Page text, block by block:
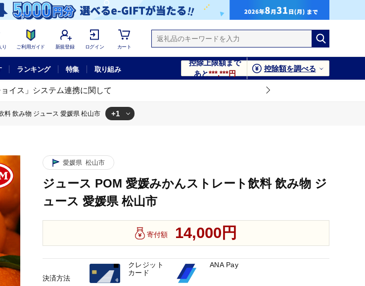
り ご利用ガイド 新規登録 ログイン カート
ランキング 特集 取り組み
控除上限額まで
あと***,***円
控除額を調べる
ョイス」システム連携に関して
料 飲み物 ジュース 愛媛県 松山市 +1
愛媛県 松山市
ジュース POM 愛媛みかんストレート飲料 飲み物 ジ
ュース 愛媛県 松山市
寄付額 14,000円
決済方法
クレジット
カード
ANA Pay